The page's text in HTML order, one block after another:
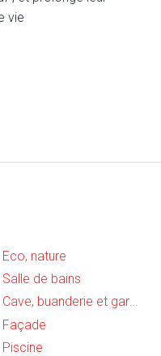
vie
Eco, nature
Salle de bains
Cave, buanderie et garage
Façade
Piscine